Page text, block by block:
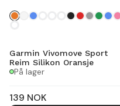
Garmin Vivomove Sport
Reim Silikon Oransje
På lager
139 NOK